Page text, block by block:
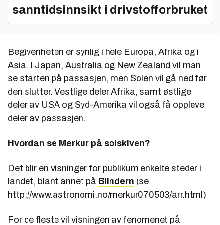
sanntidsinnsikt i drivstofforbruket
Begivenheten er synlig i hele Europa, Afrika og i
Asia. I Japan, Australia og New Zealand vil man
se starten på passasjen, men Solen vil gå ned før
den slutter. Vestlige deler Afrika, samt østlige
deler av USA og Syd-Amerika vil også få oppleve
deler av passasjen.
Hvordan se Merkur på solskiven?
Det blir en visninger for publikum enkelte steder i
landet, blant annet på Blindern (se
http://www.astronomi.no/merkur070503/arr.html)
For de fleste vil visningen av fenomenet på